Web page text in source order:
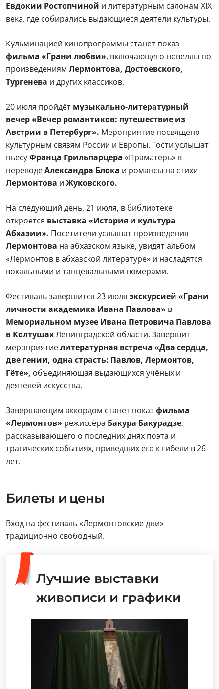
Евдокии Ростопчиной и литературным салонам XIX
века, где собирались выдающиеся деятели культуры.
Кульминацией кинопрограммы станет показ
фильма «Грани любви», включающего новеллы по
произведениям Лермонтова, Достоевского,
Тургенева и других классиков.
20 июля пройдёт музыкально-литературный
вечер «Вечер романтиков: путешествие из
Австрии в Петербург». Мероприятие посвящено
культурным связям России и Европы. Гости услышат
пьесуФранца Грильпарцера «Праматерь» в
переводеАлександра Блока и романсы на стихи
Лермонтова и Жуковского.
На следующий день, 21 июля, в библиотеке
откроется выставка «История и культура
Абхазии». Посетители услышат произведения
Лермонтова на абхазском языке, увидят альбом
«Лермонтов в абхазской литературе» и насладятся
вокальными и танцевальными номерами.
Фестиваль завершится 23 июля экскурсией «Грани
личности академика Ивана Павлова» в
Мемориальном музее Ивана Петровича Павлова
в КолтушахЛенинградской области. Завершит
мероприятиелитературная встреча «Два сердца,
две гении, одна страсть: Павлов, Лермонтов,
Гёте», объединяющая выдающихся учёных и
деятелей искусства.
Завершающим аккордом станет показ фильма
«Лермонтов» режиссёра Бакура Бакурадзе,
рассказывающего о последних днях поэта и
трагических событиях, приведших его к гибели в 26
лет.
Билеты и цены
Вход на фестиваль «Лермонтовские дни»
традиционно свободный.
Лучшие выставки
живописи и графики